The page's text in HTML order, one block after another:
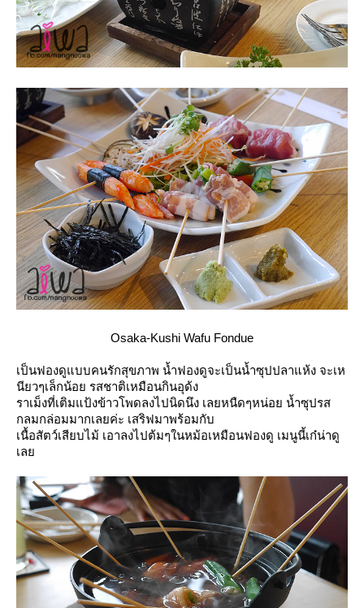
Osaka-Kushi Wafu Fondue
เป็นฟองดูแบบคนรักสุขภาพ น้ำฟองดูจะเป็นน้ำซุปปลาแห้ง จะเห
นียวๆเล็กน้อย รสชาติเหมือนกินอุด้ง
ราเม็งที่เติมแป้งข้าวโพดลงไปนิดนึง เลยหนืดๆหน่อย น้ำซุปรส
กลมกล่อมมากเลยค่ะ เสริฟมาพร้อมกับ
เนื้อสัตว์เสียบไม้ เอาลงไปต้มๆในหม้อเหมือนฟองดู เมนูนี้เก๋น่าดู
เล